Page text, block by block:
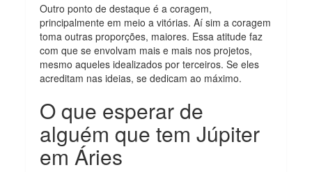
Outro ponto de destaque é a coragem,
principalmente em meio a vitórias. Aí sim a coragem
toma outras proporções, maiores. Essa atitude faz
com que se envolvam mais e mais nos projetos,
mesmo aqueles idealizados por terceiros. Se eles
acreditam nas ideias, se dedicam ao máximo.
O que esperar de
alguém que tem Júpiter
em Áries